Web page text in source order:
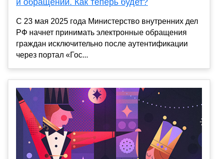
С 23 мая 2025 года Министерство внутренних дел
РФ начнет принимать электронные обращения
граждан исключительно после аутентификации
через портал «Гос...